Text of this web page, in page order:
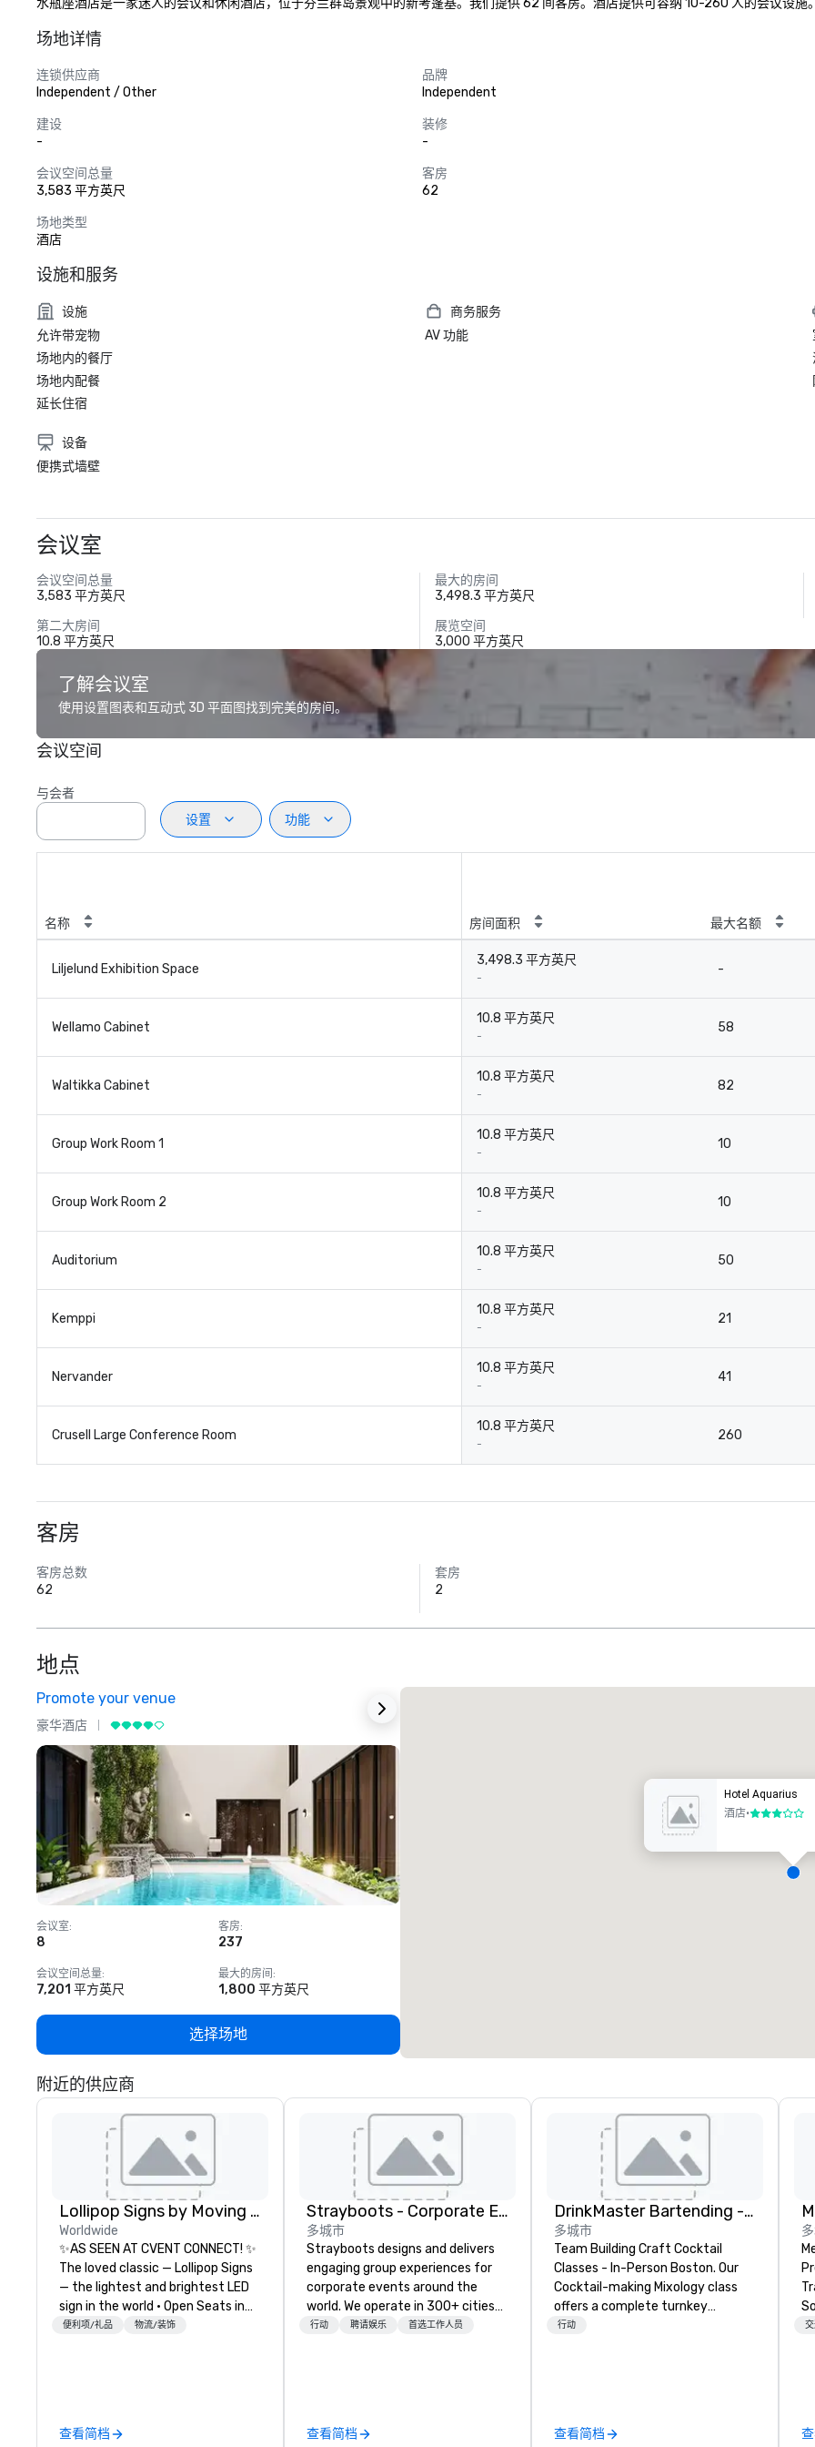
水瓶座酒店是一家迷人的会议和休闲酒店，位于芬兰群岛景观中的新考蓬基。我们提供 62 间客房。酒店提供可容纳 10-260 人的会议设施。
场地详情
连锁供应商
Independent / Other
品牌
Independent
建设
-
装修
-
会议空间总量
3,583 平方英尺
客房
62
场地类型
酒店
设施和服务
设施
允许带宠物
场地内的餐厅
场地内配餐
延长住宿
商务服务
AV 功能
设备
便携式墙壁
会议室
会议空间总量
3,583 平方英尺
最大的房间
3,498.3 平方英尺
第二大房间
10.8 平方英尺
展览空间
3,000 平方英尺
了解会议室
使用设置图表和互动式 3D 平面图找到完美的房间。
会议空间
与会者
设置
功能
名称 房间面积 最大名额
Liljelund Exhibition Space
3,498.3 平方英尺
-
-
Wellamo Cabinet
10.8 平方英尺
-
58
Waltikka Cabinet
10.8 平方英尺
-
82
Group Work Room 1
10.8 平方英尺
-
10
Group Work Room 2
10.8 平方英尺
-
10
Auditorium
10.8 平方英尺
-
50
Kemppi
10.8 平方英尺
-
21
Nervander
10.8 平方英尺
-
41
Crusell Large Conference Room
10.8 平方英尺
-
260
客房
客房总数
62
套房
2
地点
Promote your venue
豪华酒店
会议室:
8
客房:
237
会议空间总量:
7,201 平方英尺
最大的房间 :
1,800 平方英尺
选择场地
Hotel Aquarius
酒店•3/5
附近的供应商
Lollipop Signs by Moving Products
Worldwide
✨AS SEEN AT CVENT CONNECT! ✨
The loved classic — Lollipop Signs
— the lightest and brightest LED
sign in the world • Open Seats in
Dark Auditoriums • Brand
Connect with us today for more
便利项/礼品 物流/装饰
查看简档
Strayboots - Corporate Events and Team Building Activities
多城市
Strayboots designs and delivers
engaging group experiences for
corporate events around the
world. We operate in 300+ cities
globally, supporting programs for
team-building experiences, CSR
行动 聘请娱乐 首选工作人员
查看简档
DrinkMaster Bartending - Mixology Team Building
多城市
Team Building Craft Cocktail
Classes - In-Person Boston. Our
Cocktail-making Mixology class
offers a complete turnkey
solution for your next group
行动
查看简档